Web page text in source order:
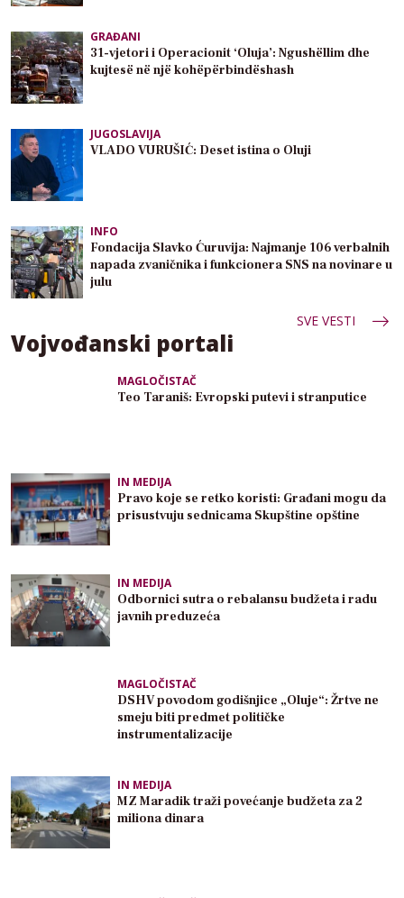
GRAĐANI
31-vjetori i Operacionit ‘Oluja’: Ngushëllim dhe
kujtesë në një kohëpërbindëshash
JUGOSLAVIJA
VLADO VURUŠIĆ: Deset istina o Oluji
INFO
Fondacija Slavko Ćuruvija: Najmanje 106 verbalnih
napada zvaničnika i funkcionera SNS na novinare u
julu
SVE VESTI
Vojvođanski portali
MAGLOČISTAČ
Teo Taraniš: Evropski putevi i stranputice
IN MEDIJA
Pravo koje se retko koristi: Građani mogu da
prisustvuju sednicama Skupštine opštine
IN MEDIJA
Odbornici sutra o rebalansu budžeta i radu
javnih preduzeća
MAGLOČISTAČ
DSHV povodom godišnjice „Oluje“: Žrtve ne
smeju biti predmet političke
instrumentalizacije
IN MEDIJA
MZ Maradik traži povećanje budžeta za 2
miliona dinara